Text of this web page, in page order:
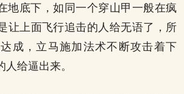
地底下，如同一个穿山甲一般在疯
让上面飞行追击的人给无语了，所
成，立马施加法术不断攻击着下
给逼出来。